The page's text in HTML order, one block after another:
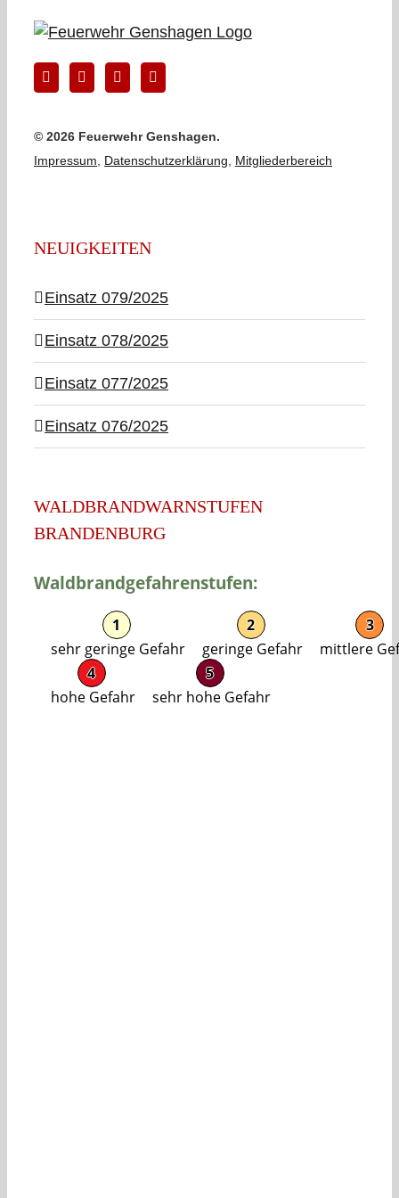
© 2026 Feuerwehr Genshagen.
Impressum
Datenschutzerklärung Mitgliederbereich
NEUIGKEITEN
Einsatz 079/2025
Einsatz 078/2025
Einsatz 077/2025
Einsatz 076/2025
WALDBRANDWARNSTUFEN
BRANDENBURG